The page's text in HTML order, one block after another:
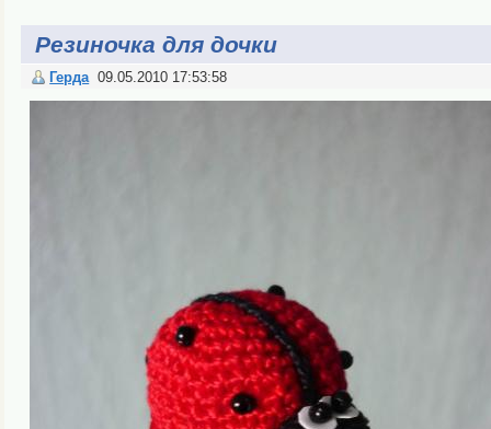
Резиночка для дочки
Герда 09.05.2010 17:53:58